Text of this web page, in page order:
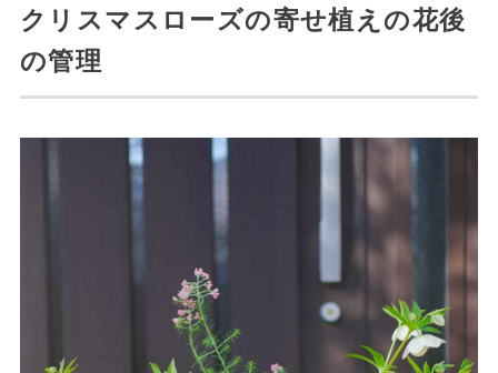
クリスマスローズの寄せ植えの花後
の管理